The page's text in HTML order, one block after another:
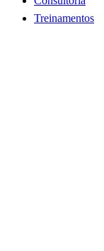
Treinamentos